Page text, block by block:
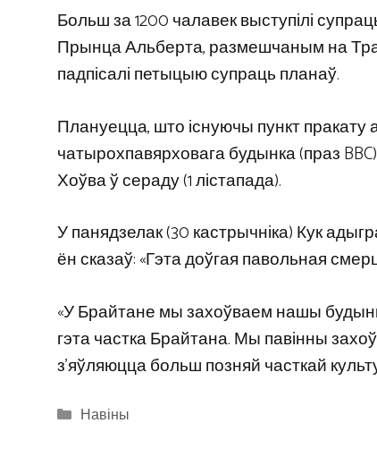
Больш за 1200 чалавек выступілі
Прынца Альберта, размешчаным на
падпісалі петыцыю супраць планаў.
Плануецца, што існуючы пункт пракату
чатырохпавярховага будынка (праз
Хоўва ў сераду (1 лістапада).
У панядзелак (30 кастрычніка) Кук
ён сказаў: «Гэта доўгая павольная
«У Брайтане мы захоўваем нашы
гэта частка Брайтана. Мы павінны
з’яўляюцца больш позняй часткай
Categories
Навіны